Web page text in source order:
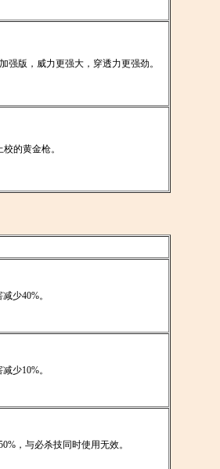
强版，威力更强大，穿透力更强劲。
的黄金枪。
少40%。
少10%。
，与必杀技同时使用无效。